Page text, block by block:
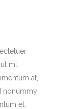
mi.
at,
nonummy
et,